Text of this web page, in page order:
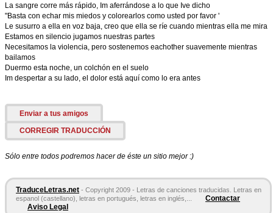
La sangre corre más rápido, Im aferrándose a lo que Ive dicho
"Basta con echar mis miedos y colorearlos como usted por favor '
Le susurro a ella en voz baja, creo que ella se ríe cuando mientras ella me mira
Estamos en silencio jugamos nuestras partes
Necesitamos la violencia, pero sostenemos eachother suavemente mientras
bailamos
Duermo esta noche, un colchón en el suelo
Im despertar a su lado, el dolor está aquí como lo era antes
Enviar a tus amigos
CORREGIR TRADUCCIÓN
Sólo entre todos podremos hacer de éste un sitio mejor :)
TraduceLetras.net - Copyright 2009 - Letras de canciones traducidas. Letras en
espanol (castellano), letras en portugués, letras en inglés,...
Contactar
Aviso Legal